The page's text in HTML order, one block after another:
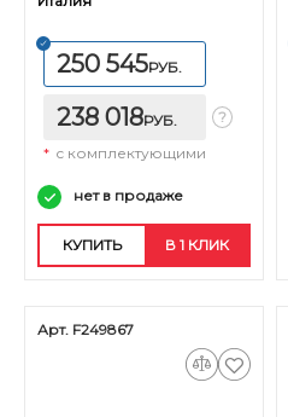
250 545РУБ.
238 018РУБ.
* с комплектующими
нет в продаже
КУПИТЬ В 1 КЛИК
Арт. F249867